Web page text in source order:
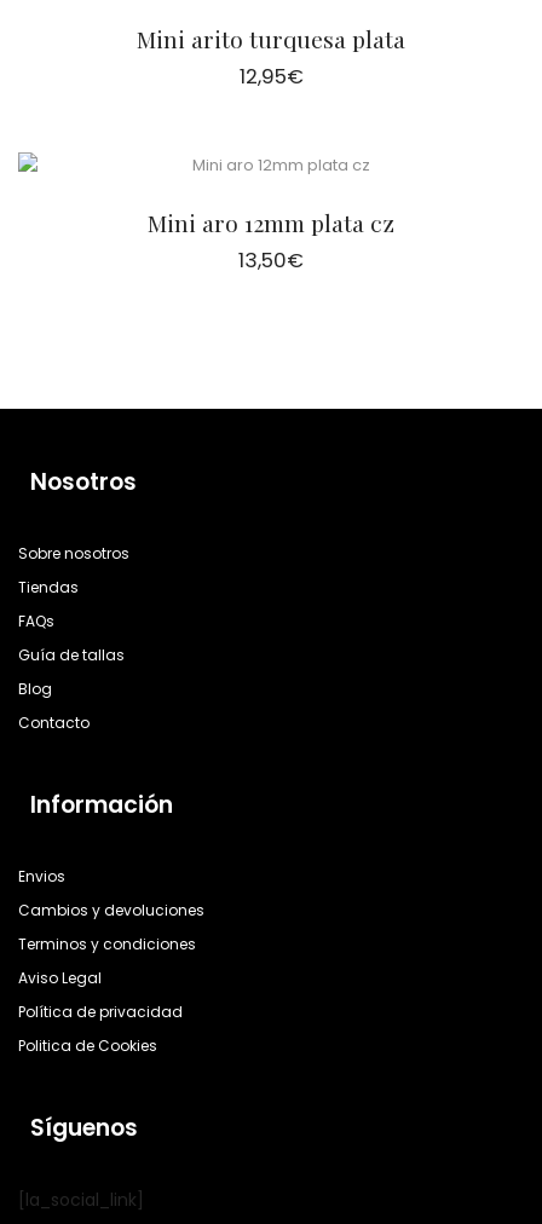
Mini arito turquesa plata
12,95€
Mini aro 12mm plata cz
13,50€
Nosotros
Sobre nosotros
Tiendas
FAQs
Guía de tallas
Blog
Contacto
Información
Envios
Cambios y devoluciones
Terminos y condiciones
Aviso Legal
Política de privacidad
Politica de Cookies
Síguenos
[la_social_link]